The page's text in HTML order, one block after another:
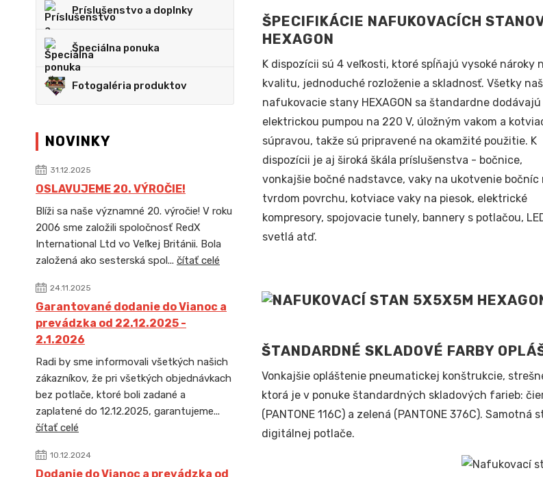
Príslušenstvo a doplnky
Špeciálna ponuka
Fotogaléria produktov
NOVINKY
31.12.2025
OSLAVUJEME 20. VÝROČIE!
Blíži sa naše významné 20. výročie! V roku
2006 sme založili spoločnosť RedX
International Ltd vo Veľkej Británii. Bola
založená ako sesterská spol... čítať celé
24.11.2025
Garantované dodanie do Vianoc a
prevádzka od 22.12.2025 -
2.1.2026
Radi by sme informovali všetkých našich
zákazníkov, že pri všetkých objednávkach
bez potlače, ktoré boli zadané a
zaplatené do 12.12.2025, garantujeme...
čítať celé
10.12.2024
Dodanie do Vianoc a prevádzka od
ŠPECIFIKÁCIE NAFUKOVACÍCH
HEXAGON
K dispozícii sú 4 veľkosti, ktoré spĺňajú vysoké nároky
kvalitu, jednoduché rozloženie a skladnosť. Všetky
nafukovacie stany HEXAGON sa štandardne dodávajú
elektrickou pumpou na 220 V, úložným vakom a
súpravou, takže sú pripravené na okamžité použitie. K
dispozícii je aj široká škála príslušenstva - bočnice,
vonkajšie bočné nadstavce, vaky na ukotvenie bočníc
tvrdom povrchu, kotviace vaky na piesok, elektrické
kompresory, spojovacie tunely, bannery s potlačou,
svetlá atď.
ŠTANDARDNÉ SKLADOVÉ FARBY
Vonkajšie opláštenie pneumatickej konštrukcie,
ktorá je v ponuke štandardných skladových farieb:
(PANTONE 116C) a zelená (PANTONE 376C).
digitálnej potlače.